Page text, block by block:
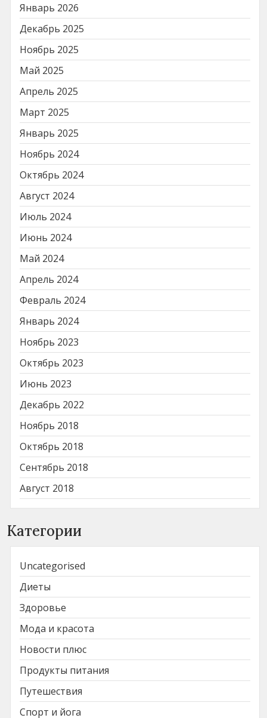
Январь 2026
Декабрь 2025
Ноябрь 2025
Май 2025
Апрель 2025
Март 2025
Январь 2025
Ноябрь 2024
Октябрь 2024
Август 2024
Июль 2024
Июнь 2024
Май 2024
Апрель 2024
Февраль 2024
Январь 2024
Ноябрь 2023
Октябрь 2023
Июнь 2023
Декабрь 2022
Ноябрь 2018
Октябрь 2018
Сентябрь 2018
Август 2018
Категории
Uncategorised
Диеты
Здоровье
Мода и красота
Новости плюс
Продукты питания
Путешествия
Спорт и йога